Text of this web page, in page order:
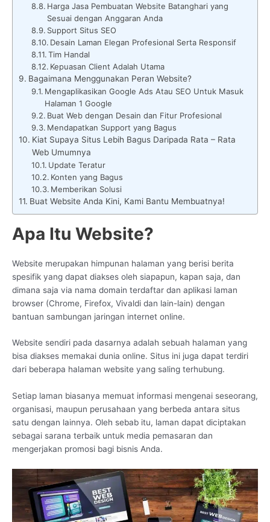
Harga Jasa Pembuatan Website Batanghari yang
Sesuai dengan Anggaran Anda
Support Situs SEO
Desain Laman Elegan Profesional Serta Responsif
Tim Handal
Kepuasan Client Adalah Utama
Bagaimana Menggunakan Peran Website?
Mengaplikasikan Google Ads Atau SEO Untuk Masuk
Halaman 1 Google
Buat Web dengan Desain dan Fitur Profesional
Mendapatkan Support yang Bagus
Kiat Supaya Situs Lebih Bagus Daripada Rata – Rata
Web Umumnya
Update Teratur
Konten yang Bagus
Memberikan Solusi
Buat Website Anda Kini, Kami Bantu Membuatnya!
Apa Itu Website?
Website merupakan himpunan halaman yang berisi berita
spesifik yang dapat diakses oleh siapapun, kapan saja, dan
dimana saja via nama domain terdaftar dan aplikasi laman
browser (Chrome, Firefox, Vivaldi dan lain-lain) dengan
bantuan sambungan jaringan internet online.
Website sendiri pada dasarnya adalah sebuah halaman yang
bisa diakses memakai dunia online. Situs ini juga dapat terdiri
dari beberapa halaman website yang saling terhubung.
Setiap laman biasanya memuat informasi mengenai seseorang,
organisasi, maupun perusahaan yang berbeda antara situs
satu dengan lainnya. Oleh sebab itu, laman dapat diciptakan
sebagai sarana terbaik untuk media pemasaran dan
mengerjakan promosi bagi bisnis Anda.